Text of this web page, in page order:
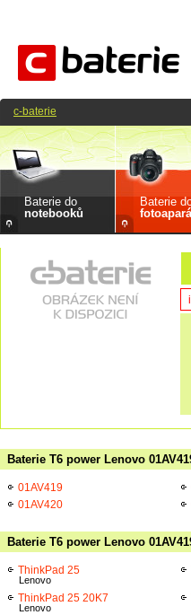
Baterie do
notebooků
Baterie
Baterie T6 power Lenovo
01AV419
01AV420
Baterie T6 power Lenovo
ThinkPad 25
Lenovo
ThinkPad 25 20K7
Lenovo
c-baterie